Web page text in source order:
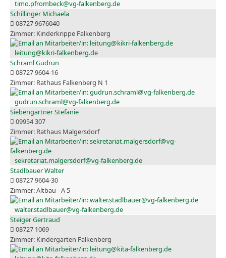
timo.pfrombeck@vg-falkenberg.de
Schillinger Michaela
08727 9676040
Kinderkrippe Falkenberg
leitung@kikri-falkenberg.de
Schraml Gudrun
08727 9604-16
Rathaus Falkenberg N 1
gudrun.schraml@vg-falkenberg.de
Siebengartner Stefanie
09954 307
Rathaus Malgersdorf
sekretariat.malgersdorf@vg-falkenberg.de
Stadlbauer Walter
08727 9604-30
Altbau - A 5
walter.stadlbauer@vg-falkenberg.de
Steiger Gertraud
08727 1069
Kindergarten Falkenberg